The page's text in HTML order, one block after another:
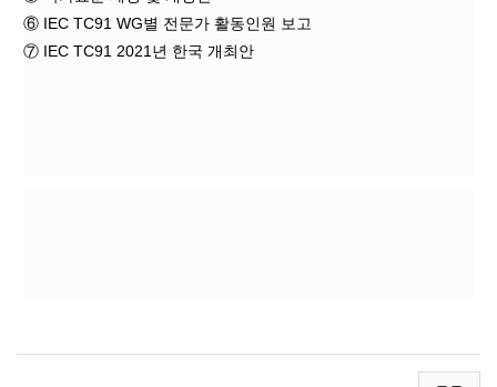
⑥ IEC TC91 WG별 전문가 활동인원 보고
⑦ IEC TC91 2021년 한국 개최안